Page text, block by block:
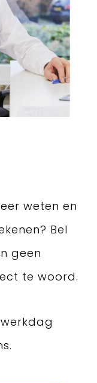
weten en
Bel
geen
te woord.